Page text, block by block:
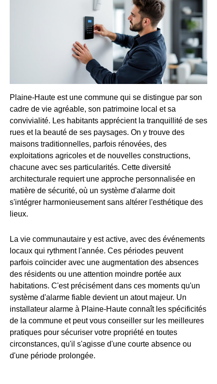
Plaine-Haute est une commune qui se distingue par son
cadre de vie agréable, son patrimoine local et sa
convivialité. Les habitants apprécient la tranquillité de ses
rues et la beauté de ses paysages. On y trouve des
maisons traditionnelles, parfois rénovées, des
exploitations agricoles et de nouvelles constructions,
chacune avec ses particularités. Cette diversité
architecturale requiert une approche personnalisée en
matière de sécurité, où un système d'alarme doit
s'intégrer harmonieusement sans altérer l'esthétique des
lieux.
La vie communautaire y est active, avec des événements
locaux qui rythment l'année. Ces périodes peuvent
parfois coïncider avec une augmentation des absences
des résidents ou une attention moindre portée aux
habitations. C'est précisément dans ces moments qu'un
système d'alarme fiable devient un atout majeur. Un
installateur alarme à Plaine-Haute connaît les spécificités
de la commune et peut vous conseiller sur les meilleures
pratiques pour sécuriser votre propriété en toutes
circonstances, qu'il s'agisse d'une courte absence ou
d'une période prolongée.